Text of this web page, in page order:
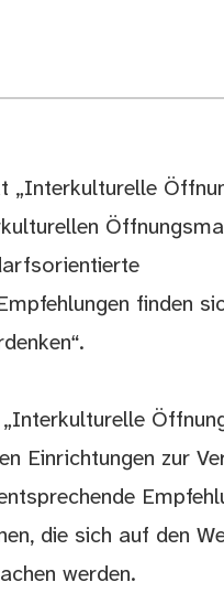
„Interkulturelle
finden
Einrichtungen zur
die sich auf den
werden.